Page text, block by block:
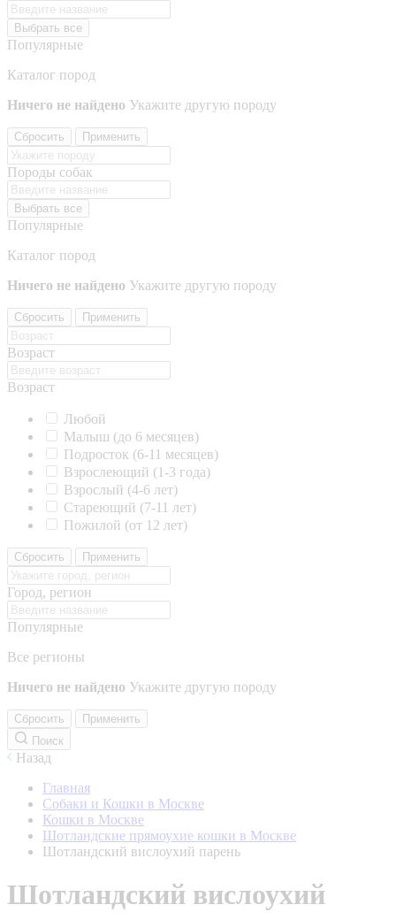
Выбрать все
Популярные
Каталог пород
Ничего не найдено Укажите другую породу
Сбросить Применить
Породы собак
Выбрать все
Популярные
Каталог пород
Ничего не найдено Укажите другую породу
Сбросить Применить
Возраст
Возраст
Любой
Малыш (до 6 месяцев)
Подросток (6-11 месяцев)
Взрослеющий (1-3 года)
Взрослый (4-6 лет)
Стареющий (7-11 лет)
Пожилой (от 12 лет)
Сбросить Применить
Город, регион
Популярные
Все регионы
Ничего не найдено Укажите другую породу
Сбросить
Применить
Поиск
Назад
Главная
Собаки и Кошки в Москве
Кошки в Москве
Шотландские прямоухие кошки в Москве
Шотландский вислоухий парень
Шотландский вислоухий